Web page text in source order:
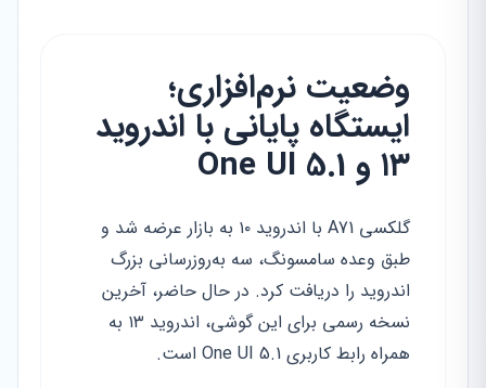
وضعیت نرم‌افزاری؛
ایستگاه پایانی با اندروید
۱۳ و One UI 5.1
گلکسی A71 با اندروید ۱۰ به بازار عرضه شد و
طبق وعده سامسونگ، سه به‌روزرسانی بزرگ
اندروید را دریافت کرد. در حال حاضر، آخرین
نسخه رسمی برای این گوشی، اندروید ۱۳ به
همراه رابط کاربری One UI 5.1 است.